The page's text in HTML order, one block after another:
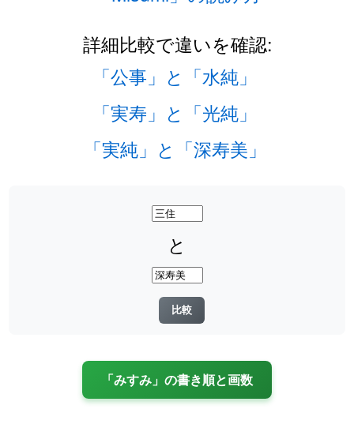
詳細比較で違いを確認:
「公事」と「水純」
「実寿」と「光純」
「実純」と「深寿美」
と
「みすみ」の書き順と画数